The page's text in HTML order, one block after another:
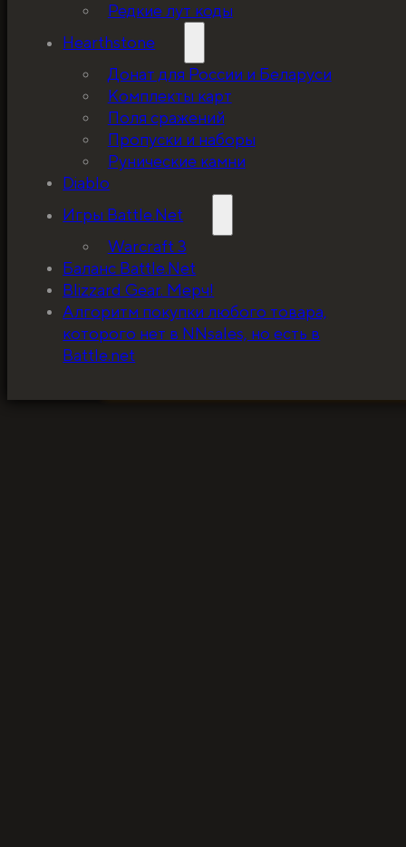
Редкие лут коды
Hearthstone
Донат для России и Беларуси
Комплекты карт
Поля сражений
Пропуски и наборы
Рунические камни
Diablo
Игры Battle.Net
Warcraft 3
Баланс Battle.Net
Blizzard Gear. Мерч!
Алгоритм покупки любого товара,
которого нет в NNsales, но есть в
Battle.net
5%, на весь ассортимент. Я хочу, чтобы
покупатель мог оценивать меня по
за ценники!